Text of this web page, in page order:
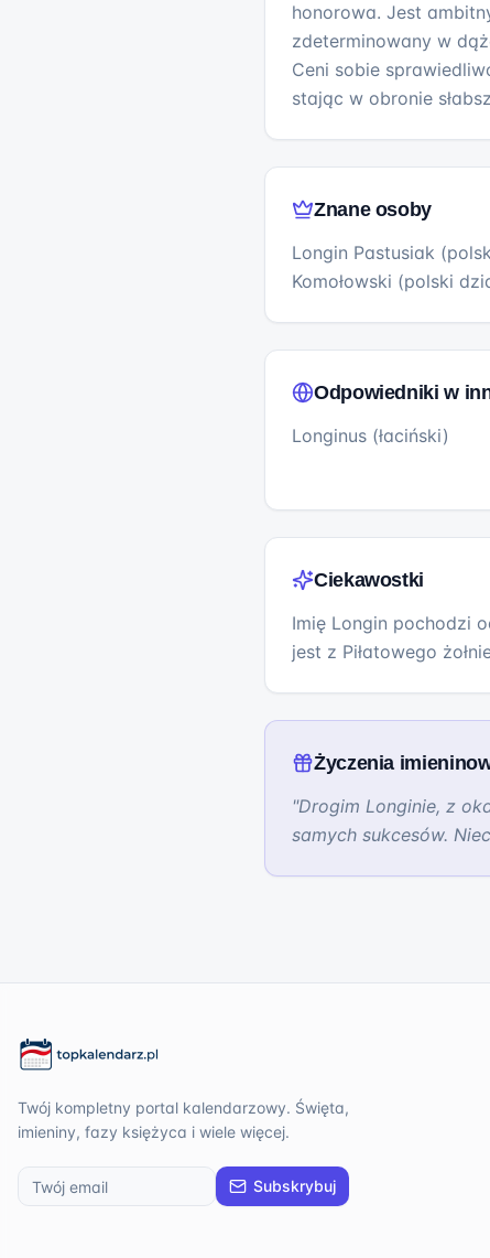
honorowa. Jest
zdeterminowany w
Ceni sobie
stając w obronie
Znane osoby
Longin Pastusiak
Komołowski (polski
Odpowiedniki w
Longinus (łaciński)
Ciekawostki
Imię Longin pochodzi
jest z Piłatowego
Życzenia
"Drogim Longinie, z
samych sukcesów.
Twój kompletny portal kalendarzowy. Święta,
imieniny, fazy księżyca i wiele więcej.
Subskrybuj